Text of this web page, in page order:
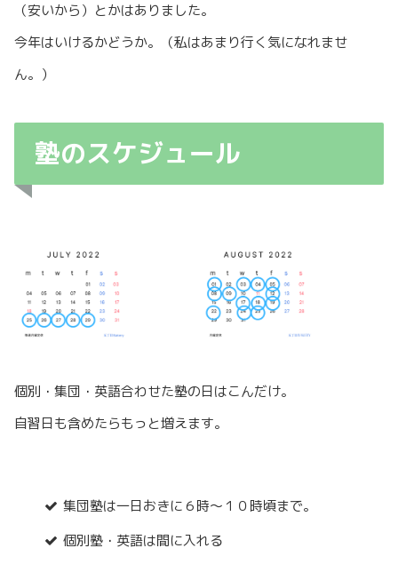
（安いから）とかはありました。
今年はいけるかどうか。（私はあまり行く気になれませ
ん。）
塾のスケジュール
個別・集団・英語合わせた塾の日はこんだけ。
自習日も含めたらもっと増えます。
集団塾は一日おきに６時〜１０時頃まで。
個別塾・英語は間に入れる